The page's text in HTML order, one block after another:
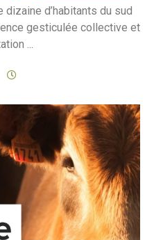
dizaine d’habitants du sud
gesticulée collective et
...